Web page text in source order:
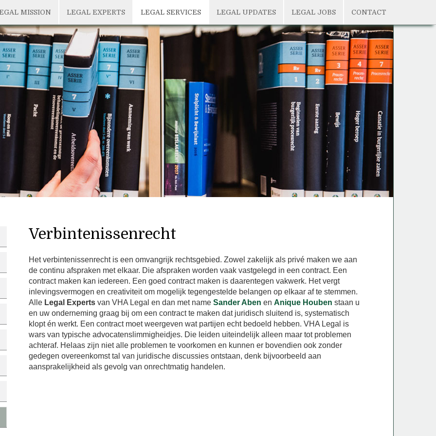
MISSION LEGAL EXPERTS LEGAL SERVICES LEGAL UPDATES LEGAL JOBS CONTACT
Verbintenissenrecht
Het verbintenissenrecht is een omvangrijk rechtsgebied. Zowel zakelijk als privé maken we aan
de continu afspraken met elkaar. Die afspraken worden vaak vastgelegd in een contract. Een
contract maken kan iedereen. Een goed contract maken is daarentegen vakwerk. Het vergt
inlevingsvermogen en creativiteit om mogelijk tegengestelde belangen op elkaar af te stemmen.
Alle Legal Experts van VHA Legal en dan met nameSander Aben enAnique Houben staan u
en uw onderneming graag bij om een contract te maken dat juridisch sluitend is, systematisch
klopt én werkt. Een contract moet weergeven wat partijen echt bedoeld hebben. VHA Legal is
wars van typische advocatenslimmigheidjes. Die leiden uiteindelijk alleen maar tot problemen
achteraf. Helaas zijn niet alle problemen te voorkomen en kunnen er bovendien ook zonder
gedegen overeenkomst tal van juridische discussies ontstaan, denk bijvoorbeeld aan
aansprakelijkheid als gevolg van onrechtmatig handelen.